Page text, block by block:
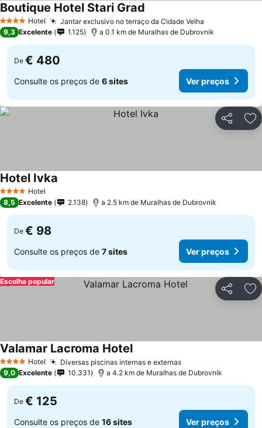
4 EstrelasHotel Jantar exclusivo no terraço da Cidade Velha
Boutique Hotel Stari Grad
9,3 Excelente 1.125 a 0.1 km de Muralhas de Dubrovnik
De € 480
Consulte os preços de 6 sites Ver preços
Partilhar
4 EstrelasHotel
Hotel Ivka
8,5 Excelente 2.138 a 2.5 km de Muralhas de Dubrovnik
De € 98
Consulte os preços de 7 sites Ver preços
Partilhar
Escolha popular
4 EstrelasHotel Diversas piscinas internas e externas
Valamar Lacroma Hotel
9,0 Excelente 10.331 a 4.2 km de Muralhas de Dubrovnik
De € 125
Consulte os preços de 16 sites Ver preços